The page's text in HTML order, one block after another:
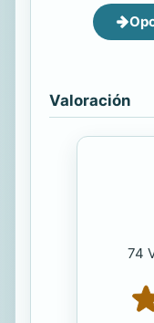
Valoración
74